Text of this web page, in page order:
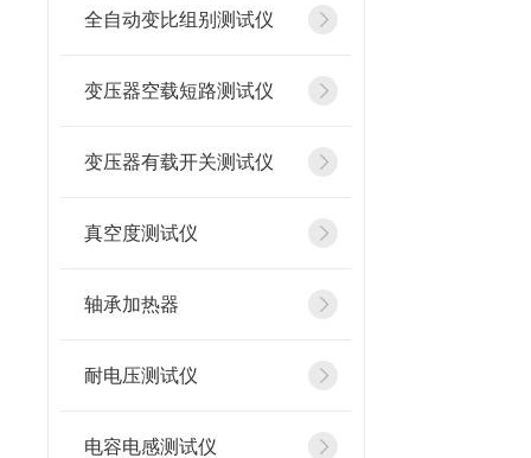
全自动变比组别测试仪
变压器空载短路测试仪
变压器有载开关测试仪
真空度测试仪
轴承加热器
耐电压测试仪
电容电感测试仪